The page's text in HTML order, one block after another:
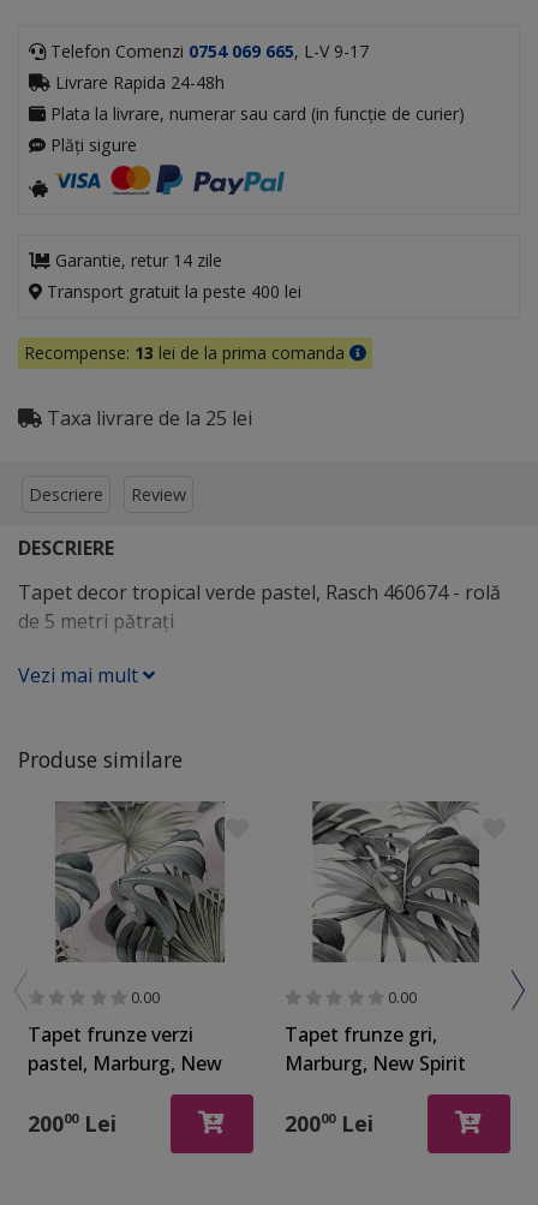
Telefon Comenzi 0754 069 665, L-V 9-17
Livrare Rapida 24-48h
Plata la livrare, numerar sau card (in funcție de curier)
Plăți sigure
Garantie, retur 14 zile
Transport gratuit la peste 400 lei
Recompense: 13 lei de la prima comanda
Taxa livrare de la 25 lei
Descriere Review
DESCRIERE
Tapet decor tropical verde pastel, Rasch 460674 - rolă
de 5 metri pătraţi
Vezi mai mult
Produse similare
0.00
Tapet frunze verzi
pastel, Marburg, New
20000Lei
0.00
Tapet frunze gri,
Marburg, New Spirit
20000Lei